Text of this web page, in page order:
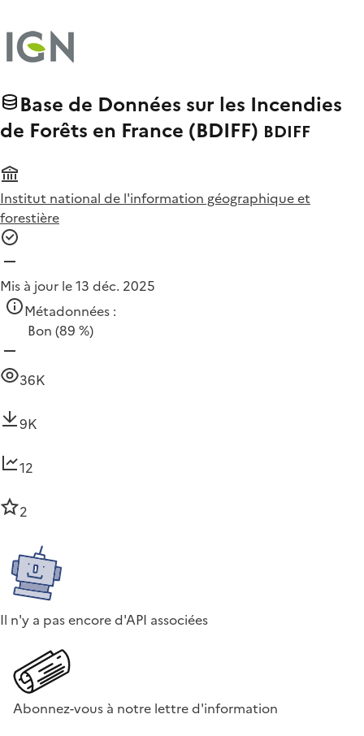
Base de Données sur les Incendies
de Forêts en France (BDIFF) BDIFF
Institut national de l'information géographique et
forestière
Mis à jour le 13 déc. 2025
Métadonnées :
Bon (89 %)
36K
9K
12
2
Il n'y a pas encore d'API associées
Abonnez-vous à notre lettre d'information